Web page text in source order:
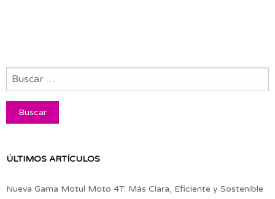
ÚLTIMOS ARTÍCULOS
Nueva Gama Motul Moto 4T: Más Clara, Eficiente y Sostenible